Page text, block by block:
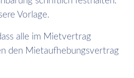
Vorlage.
alle im Mietvertrag
den Mietaufhebungsvertrag